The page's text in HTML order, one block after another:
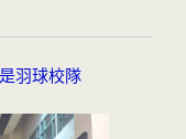
羽球校隊